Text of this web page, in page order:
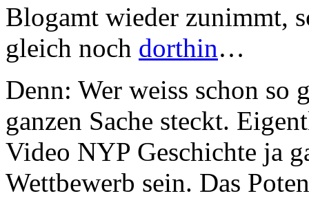
Blogamt wieder zunimmt,
gleich noch dorthin…
Denn: Wer weiss schon so
ganzen Sache steckt.
Video NYP Geschichte ja
Wettbewerb sein. Das